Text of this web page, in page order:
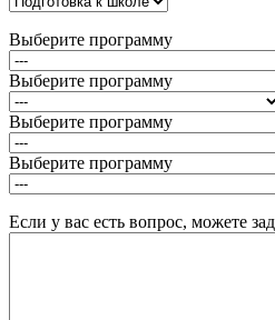
Выберите программу
Выберите программу
Выберите программу
Выберите программу
Если у вас есть вопрос, можете